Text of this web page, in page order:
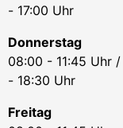
- 17:00 Uhr
Donnerstag
08:00 - 11:45 Uhr /
- 18:30 Uhr
Freitag